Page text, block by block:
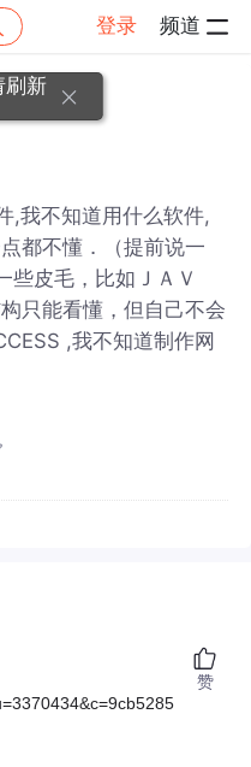
登录 频道
帖子详情
,我不知道用什么软件,
都不懂．（提前说一
些皮毛，比如ＪＡＶ
只能看懂，但自己不会
,我不知道制作网
赞
刷新